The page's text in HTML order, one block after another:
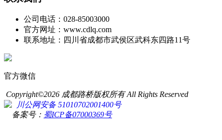
公司电话：028-85003000
官方网址：www.cdlq.com
联系地址：四川省成都市武侯区武科东四路11号
官方微信
Copyright©2026 成都路桥版权所有 All Rights Reserved
川公网安备 51010702001400号
备案号： 蜀ICP备07000369号